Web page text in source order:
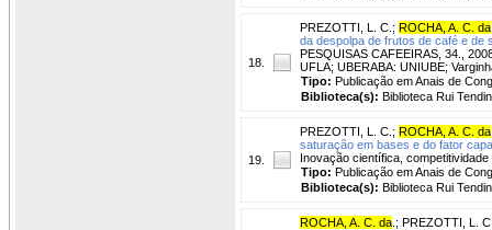
18.
PREZOTTI, L. C. ; ROCHA, A. C. da
da despolpa de frutos de café e de
PESQUISAS CAFEEIRAS, 34.,
UFLA; UBERABA: UNIUBE;
Tipo: Publicação em Anais de
Biblioteca(s): Biblioteca Rui
19.
PREZOTTI, L. C. ; ROCHA, A. C. da
saturação em bases e do fator
Inovação científica,
Tipo: Publicação em Anais de
Biblioteca(s): Biblioteca Rui
ROCHA, A. C. da ; PREZOTTI, L.